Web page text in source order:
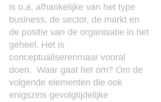
is o.a. afhankelijke van het type
business, de sector, de markt en
de positie van de organisatie in het
geheel. Het is
conceptualiserenmaar vooral
doen.  Waar gaat het om? Om de
volgende elementen die ook
enigszins gevolgtijdelijke